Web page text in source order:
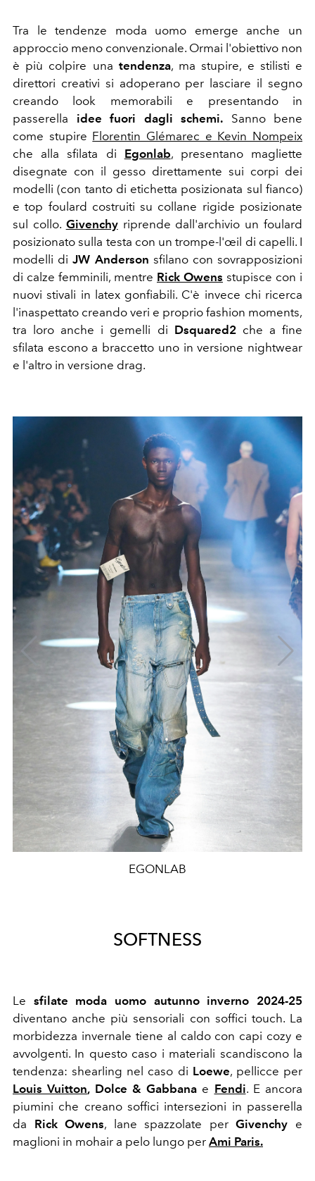
Tra le tendenze moda uomo emerge anche un
approccio meno convenzionale. Ormai l'obiettivo non
è più colpire una tendenza, ma stupire, e stilisti e
direttori creativi si adoperano per lasciare il segno
creando look memorabili e presentando in
passerella idee fuori dagli schemi. Sanno bene
come stupire Florentin Glémarec e Kevin Nompeix
che alla sfilata di Egonlab,presentano magliette
disegnate con il gesso direttamente sui corpi dei
modelli (con tanto di etichetta posizionata sul fianco)
e top foulard costruiti su collane rigide posizionate
sul collo. Givenchyriprende dall'archivio un foulard
posizionato sulla testa con un trompe-l'œil di capelli. I
modelli diJW Anderson sfilano con sovrapposizioni
di calze femminili, mentre Rick Owens stupisce con i
nuovi stivali in latex gonfiabili. C'è invece chi ricerca
l'inaspettato creando veri e proprio fashion moments,
tra loro anche i gemelli di Dsquared2che a fine
sfilata escono a braccetto uno in versione nightwear
e l'altro in versione drag.
EGONLAB
SOFTNESS
Le sfilate moda uomo autunno inverno 2024-25
diventano anche più sensoriali con soffici touch. La
morbidezza invernale tiene al caldo con capi cozy e
avvolgenti. In questo caso i materiali scandiscono la
tendenza: shearling nel caso di Loewe, pellicce per
Louis Vuitton, Dolce & Gabbana e Fendi. E ancora
piumini che creano soffici intersezioni in passerella
da Rick Owens, lane spazzolate perGivenchy e
maglioni in mohair a pelo lungo per Ami Paris.